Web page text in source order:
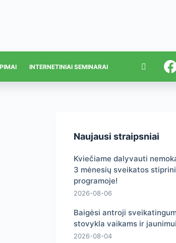
INTERNETINIAI SEMINARAI
Naujausi straipsniai
Kviečiame dalyvauti
3 mėnesių sveikatos
programoje!
2026-08-06
Baigėsi antroji
stovykla vaikams ir jaunimui
2026-08-04